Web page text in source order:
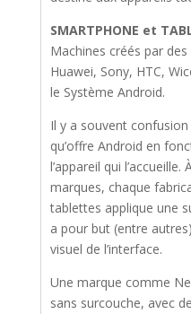
SMARTPHONE et
Machines créés par
Huawei, Sony, HTC,
le Système Android.
Il y a souvent
qu’offre Android en
l’appareil qui l’accueille.
marques, chaque
tablettes applique une
a pour but (entre
visuel de l’interface.
Une marque comme
sans surcouche, avec